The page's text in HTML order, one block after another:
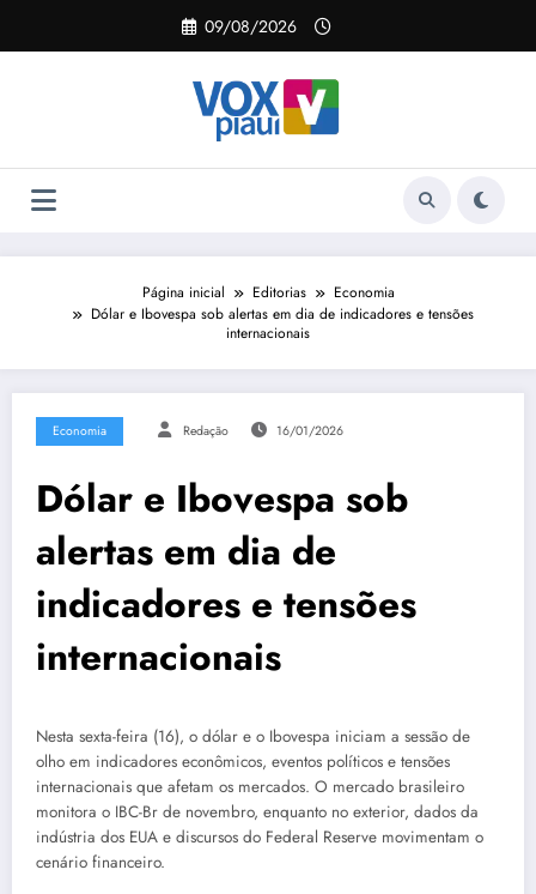
o
09/08/2026
Página inicial Editorias
Economia
Dólar e Ibovespa sob alertas em dia de indicadores e tensões
internacionais
Economia Redação 16/01/2026
Dólar e Ibovespa sob
alertas em dia de
indicadores e tensões
internacionais
Nesta sexta-feira (16), o dólar e o Ibovespa iniciam a sessão de
olho em indicadores econômicos, eventos políticos e tensões
internacionais que afetam os mercados. O mercado brasileiro
monitora o IBC-Br de novembro, enquanto no exterior, dados da
indústria dos EUA e discursos do Federal Reserve movimentam o
cenário financeiro.